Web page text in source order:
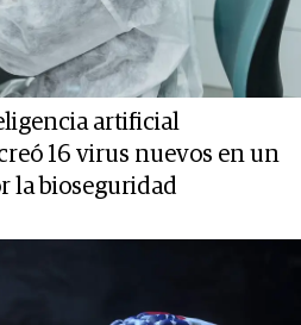
artificial
16 virus nuevos en un
la bioseguridad